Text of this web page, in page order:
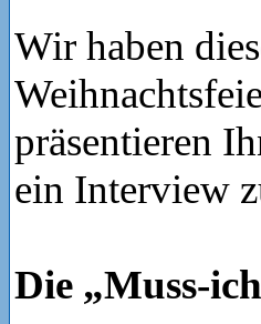
Wir haben
präsentieren
ein Interview
Die „Muss-